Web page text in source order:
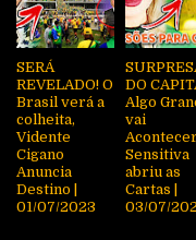
SERÁ
REVELADO! O
Brasil verá a
colheita,
Vidente
Cigano
Anuncia
Destino |
01/07/2023
DO
Algo
vai
Sensitiva
abriu as
Cartas |
03/07/